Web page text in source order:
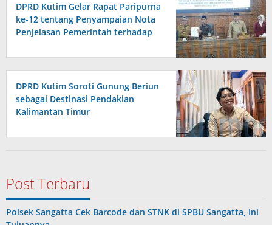
DPRD Kutim Gelar Rapat Paripurna
ke-12 tentang Penyampaian Nota
Penjelasan Pemerintah terhadap
DPRD Kutim Soroti Gunung Beriun
sebagai Destinasi Pendakian
Kalimantan Timur
Post Terbaru
Polsek Sangatta Cek Barcode dan STNK di SPBU Sangatta, Ini